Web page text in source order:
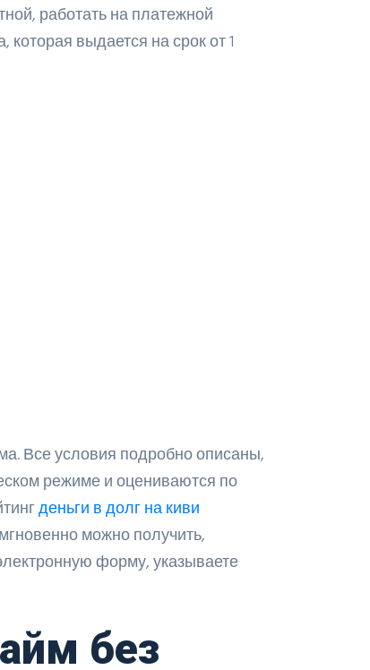
работать на платежной
выдается на срок от 1
Все условия подробно описаны,
режиме и оцениваются по
деньги в долг на киви
можно получить,
форму, указываете
без